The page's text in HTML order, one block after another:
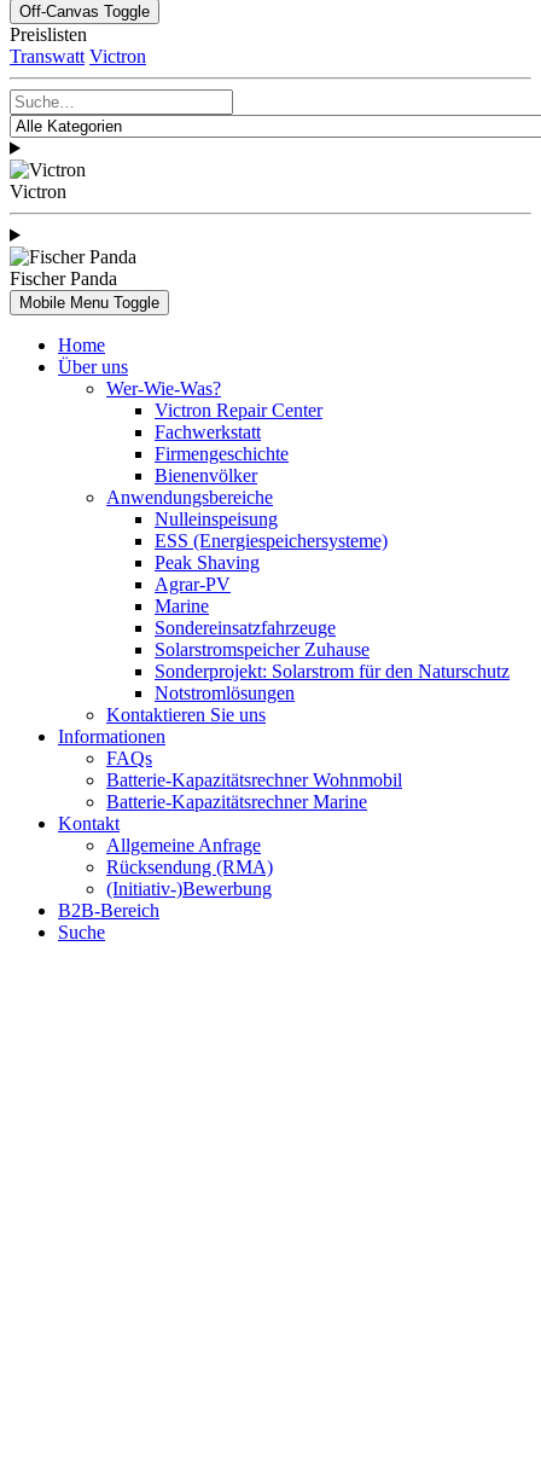
Off-Canvas Toggle
Preislisten
Transwatt Victron
Victron
Fischer Panda
Mobile Menu Toggle
Home
Über uns
Wer-Wie-Was?
Victron Repair Center
Fachwerkstatt
Firmengeschichte
Bienenvölker
Anwendungsbereiche
Nulleinspeisung
ESS (Energiespeichersysteme)
Peak Shaving
Agrar-PV
Marine
Sondereinsatzfahrzeuge
Solarstromspeicher Zuhause
Sonderprojekt: Solarstrom für den Naturschutz
Notstromlösungen
Kontaktieren Sie uns
Informationen
FAQs
Batterie-Kapazitätsrechner Wohnmobil
Batterie-Kapazitätsrechner Marine
Kontakt
Allgemeine Anfrage
Rücksendung (RMA)
(Initiativ-)Bewerbung
B2B-Bereich
Suche